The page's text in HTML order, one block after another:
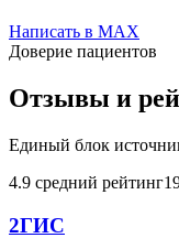
Написать в MAX
Доверие пациентов
Отзывы и
Единый блок
4.9 средний рейтинг
2ГИС